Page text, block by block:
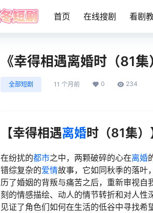
首页 在线搜剧 看剧
《幸得相遇离婚时（81
全部短剧 11 个月前 0 234
【幸得相遇离婚时（81集
在纷扰的都市之中，两颗破碎的心在离婚
错综复杂的爱情故事，它如同秋季的落叶
历了婚姻的背叛与痛苦之后，重新审视自
刻的情感描绘、动人的情节转折和对人
见证了角色们如何在生活的低谷中寻找